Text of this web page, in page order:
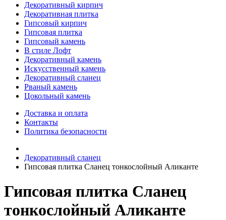
Декоративный кирпич
Декоративная плитка
Гипсовый кирпич
Гипсовая плитка
Гипсовый камень
В стиле Лофт
Декоративный камень
Искусственный камень
Декоративный сланец
Рваный камень
Цокольный камень
Доставка и оплата
Контакты
Политика безопасности
Декоративный сланец
Гипсовая плитка Сланец тонкослойный Аликанте
Гипсовая плитка Сланец
тонкослойный Аликанте